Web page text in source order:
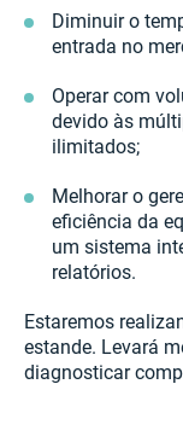
Diminuir o
entrada no
Operar com
devido às
ilimitados;
Melhorar o
eficiência da
um sistema
relatórios.
Estaremos
estande. Levará
diagnosticar